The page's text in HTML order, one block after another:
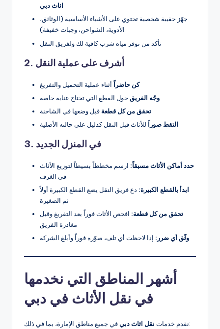
اثاث دبي
جهّز حقيبة شخصية تحتوي على الأشياء الأساسية (الوثائق،
الأدوية، الشواحن، وجبات خفيفة)
تأكد من توفر مياه شرب كافية لك ولفريق النقل
2. أشرف على عملية النقل
كن حاضراً أثناء عملية التحميل والتفريغ
وجّه الفريق حول القطع التي تحتاج عناية خاصة
تحقق من كل قطعة قبل وضعها في الشاحنة
التقط صوراً للأثاث قبل النقل كدليل على حالته الأصلية
3. في المنزل الجديد
حدد أماكن الأثاث مسبقاً: ارسم مخططاً بسيطاً لتوزيع الأثاث
في الغرف
ابدأ بالقطع الكبيرة: دع فريق النقل يضع القطع الكبيرة أولاً
ثم الصغيرة
تحقق من كل قطعة: افحص الأثاث فوراً بعد التفريغ وقبل
مغادرة الفريق
وثّق أي ضرر: إذا لاحظت أي تلف، صوّره فوراً وأبلغ الشركة
أشهر المناطق التي نخدمها
في نقل الأثاث في دبي
نقدم خدمات نقل اثاث دبي في جميع مناطق الإمارة، بما في ذلك: